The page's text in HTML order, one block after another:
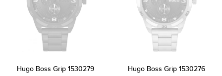
Hugo Boss Grip 1530279 Hugo Boss Grip 1530276